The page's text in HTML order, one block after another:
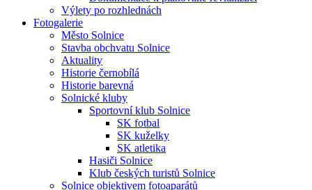
Výlety po rozhlednách
Fotogalerie
Město Solnice
Stavba obchvatu Solnice
Aktuality
Historie černobílá
Historie barevná
Solnické kluby
Sportovní klub Solnice
SK fotbal
SK kuželky
SK atletika
Hasiči Solnice
Klub českých turistů Solnice
Solnice objektivem fotoaparátů